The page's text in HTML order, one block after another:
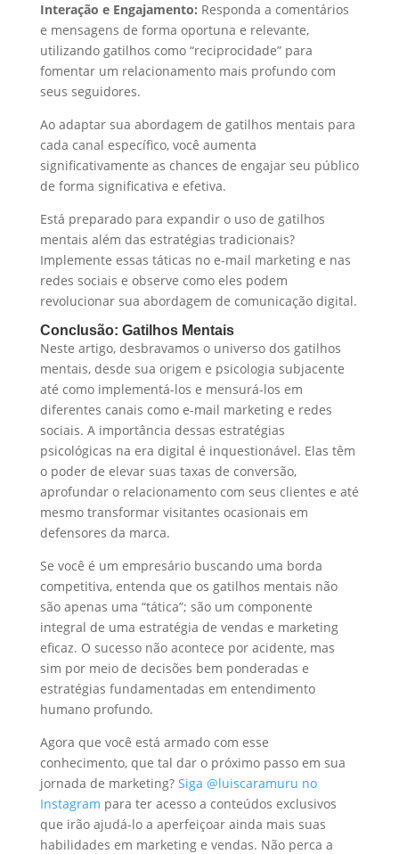
Interação e Engajamento: Responda a comentários
e mensagens de forma oportuna e relevante,
utilizando gatilhos como “reciprocidade” para
fomentar um relacionamento mais profundo com
seus seguidores.
Ao adaptar sua abordagem de gatilhos mentais para
cada canal específico, você aumenta
significativamente as chances de engajar seu público
de forma significativa e efetiva.
Está preparado para expandir o uso de gatilhos
mentais além das estratégias tradicionais?
Implemente essas táticas no e-mail marketing e nas
redes sociais e observe como eles podem
revolucionar sua abordagem de comunicação digital.
Conclusão: Gatilhos Mentais
Neste artigo, desbravamos o universo dos gatilhos
mentais, desde sua origem e psicologia subjacente
até como implementá-los e mensurá-los em
diferentes canais como e-mail marketing e redes
sociais. A importância dessas estratégias
psicológicas na era digital é inquestionável. Elas têm
o poder de elevar suas taxas de conversão,
aprofundar o relacionamento com seus clientes e até
mesmo transformar visitantes ocasionais em
defensores da marca.
Se você é um empresário buscando uma borda
competitiva, entenda que os gatilhos mentais não
são apenas uma “tática”; são um componente
integral de uma estratégia de vendas e marketing
eficaz. O sucesso não acontece por acidente, mas
sim por meio de decisões bem ponderadas e
estratégias fundamentadas em entendimento
humano profundo.
Agora que você está armado com esse
conhecimento, que tal dar o próximo passo em sua
jornada de marketing? Siga @luiscaramuru no
Instagram para ter acesso a conteúdos exclusivos
que irão ajudá-lo a aperfeiçoar ainda mais suas
habilidades em marketing e vendas. Não perca a